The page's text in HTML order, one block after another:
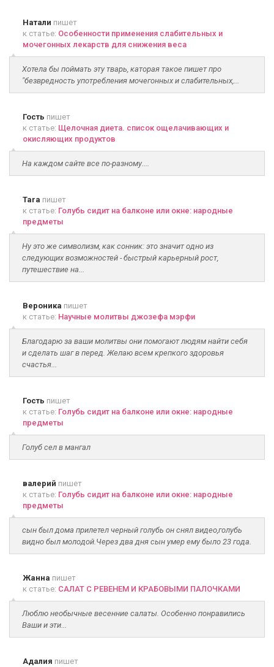
Натали пишет
к статье: Особенности применения слабительных и
мочегонных лекарств для снижения веса
Хотела бы поймать эту тварь, каторая такое пишет про
"безвредность употребления мочегонных и слабительных,...
Гость пишет
к статье: Щелочная диета. список ощелачивающих и
окисляющих продуктов
На каждом сайте все по-разному....
Tara пишет
к статье: Голубь сидит на балконе или окне: народные
предметы
Ну это же символизм, как сонник: это значит одно из
следующих возможностей - быстрый карьерный рост,
путешествие на...
Вероника пишет
к статье: Научные молитвы джозефа мэрфи
Благодарю за ваши молитвы они помогают людям найти себя
и сделать шаг в перед. Желаю всем крепкого здоровья
счастья...
Гость пишет
к статье: Голубь сидит на балконе или окне: народные
предметы
Голуб сел в мангал
валерий пишет
к статье: Голубь сидит на балконе или окне: народные
предметы
сын был дома прилетел черный голубь он снял видео,голубь
видно был молодой.Через два дня сын умер ему было 23 года.
Жанна пишет
к статье: САЛАТ С РЕВЕНЕМ И КРАБОВЫМИ ПАЛОЧКАМИ
Люблю необычные весенние салаты. Особенно понравились
Ваши и эти...
Адалия пишет